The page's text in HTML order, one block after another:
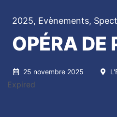
2025, Evènements,
OPÉRA DE
25 novembre 2025
Expired